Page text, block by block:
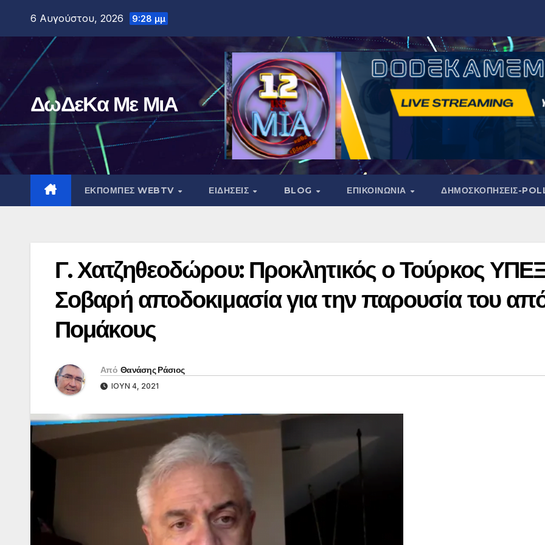
περιεχόμενο
6 Αυγούστου, 2026 9:28 μμ
ΔωΔεΚα Με ΜιΑ
ΕΚΠΟΜΠΕΣ WEBTV ΕΙΔΗΣΕΙΣ BLOG ΕΠΙΚΟΙΝΩΝΙΑ ΔΗΜΟΣΚΟΠΉΣΕΙΣ-
Γ. Χατζηθεοδώρου: Προκλητικός ο Τούρκος
Σοβαρή αποδοκιμασία για την παρουσία του
Πομάκους
Από Θανάσης Ράσιος
ΙΟΎΝ 4, 2021